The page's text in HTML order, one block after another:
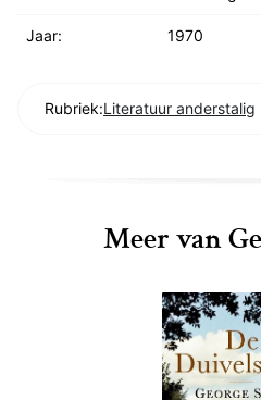
Jaar: 1970
Rubriek:Literatuur anderstalig
Meer van